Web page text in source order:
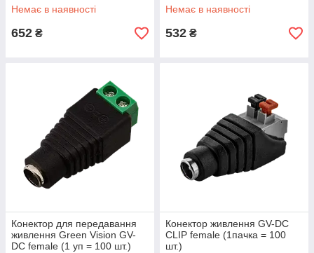
Немає в наявності
652 ₴
Немає в наявності
532 ₴
Конектор для передавання
живлення Green Vision GV-
DC female (1 уп = 100 шт.)
Конектор живлення GV-DC
CLIP female (1пачка = 100
шт.)